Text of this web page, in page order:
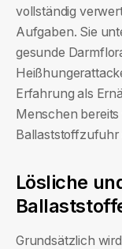
vollständig
Aufgaben. Sie
gesunde
Erfahrung als
Menschen
Ballaststoffzufuhr
Lösliche
Grundsätzlich